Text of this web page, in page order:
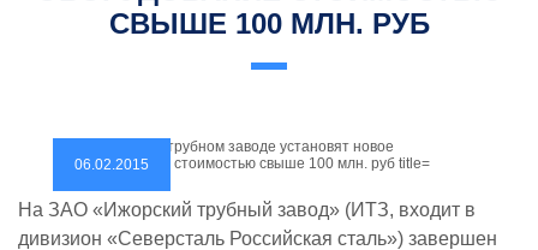
СВЫШЕ 100 МЛН. РУБ
06.02.2015
На ЗАО «Ижорский трубный завод» (ИТЗ, входит в
дивизион «Северсталь Российская сталь») завершен